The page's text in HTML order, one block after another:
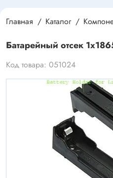
Главная Каталог
Батарейный отсек
Код товара: 051024